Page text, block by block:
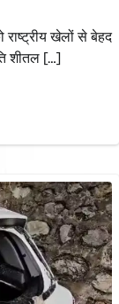
खेलों से बेहद
शीतल […]